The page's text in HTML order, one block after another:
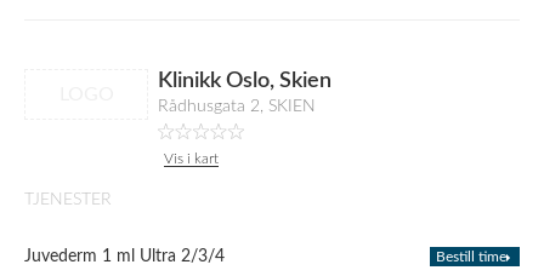
Klinikk Oslo, Skien
Rådhusgata 2, SKIEN
Vis i kart
TJENESTER
Juvederm 1 ml Ultra 2/3/4 Bestill time